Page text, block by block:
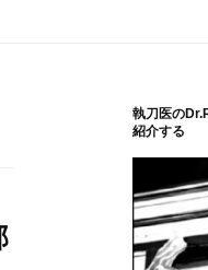
執刀医の
紹介する